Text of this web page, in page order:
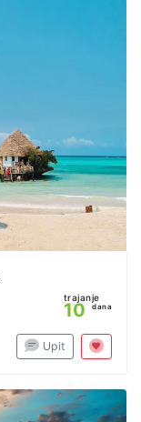
trajanje
10 dana
Upit